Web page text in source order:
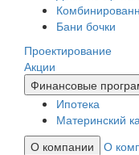
Бани бочки
Проектирование
Акции
Финансовые
Ипотека
Материнский
О компании
О